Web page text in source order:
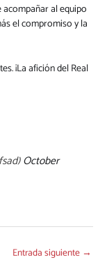
al equipo
el compromiso y la
¡La afición del Real
October
Entrada siguiente →